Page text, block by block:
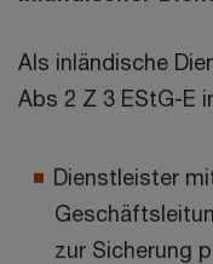
Als inländische
Abs 2 Z 3 EStG-E
Dienstleister
zur Sicherung